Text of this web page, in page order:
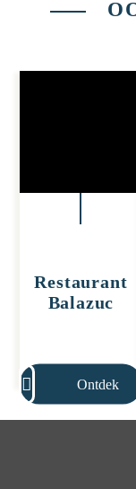
Restaurant
Balazuc
Ontdek